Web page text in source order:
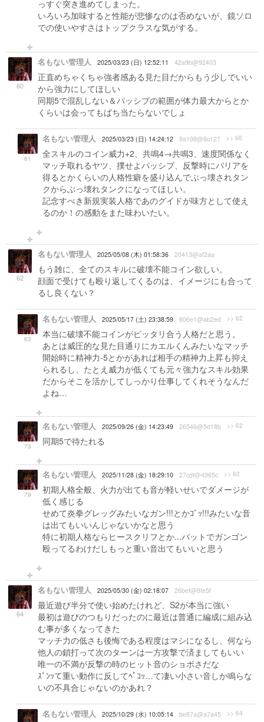
っすぐ突き進めてしまった。
いろいろ加味すると性能が悲惨なのは否めないが、鏡ソロ
での使いやすさはトップクラスな気がする。
60
名もない管理人 2025/03/23 (日) 12:52:11 42a9b@92403
正直めちゃくちゃ強者感ある見た目だからもう少しでいい
から強力にしてほしい
同期5で混乱しない＆パッシブの範囲が体力最大からとか
くらいは会ってもばち当たらないでしょ
61
名もない管理人 2025/03/23 (日) 14:24:12 9a198@8c127 >> 60
全スキルのコイン威力+2、共鳴4→共鳴3、速度関係なく
マッチ取れるヤツ、撲せよパッシブ、反撃時にバリアを
得るとかくらいの人格性癖を盛り込んでぶっ壊されタン
クからぶっ壊れタンクになってほしい。
記念すべき新規実装人格であのグイドが味方として使え
るのか！の感動をまた味わいたい。
62
名もない管理人 2025/05/08 (木) 01:58:36 20413@af2aa
もう雑に、全てのスキルに破壊不能コイン欲しい。
顔面で受けても殴り返してくるのは、イメージにも合って
るし良くない？
63
名もない管理人 2025/05/17 (土) 23:38:59 606e1@ab2ed >> 62
本当に破壊不能コインがピッタリ合う人格だと思う。
あとは威圧的な見た目通りにカエルくんみたいなマッチ
開始時に精神力-5とかがあれば相手の精神力上昇も抑え
られるし、たとえ威力が低くても元々強力なスキル効果
だからそこを活かしてしっかり仕事してくれそうなんだ
よね…
73
名もない管理人 2025/09/26 (金) 14:23:49 26546@5d18b >> 62
同期5で待たれる
79
名もない管理人 2025/11/28 (金) 18:29:10 27cdf@4965c >> 62
初期人格全般、火力が出ても音が軽いせいでダメージが
低く感じる
せめて炎拳グレッグみたいなガン!!!とかｺﾞｯ!!!みたいな音
は出てもいいんじゃないかなと思う
特に初期人格ならヒースクリフとか...バットでガンゴン
殴ってるわけだしもっと重い音出てもいいと思う
64
名もない管理人 2025/05/30 (金) 02:18:07 26bef@8fe5f
最近遊び半分で使い始めたけれど、S2が本当に強い
最初は遊びのつもりだったのに最近は普通に編成に組み込
む事が多くなってきた
マッチ力の低さも後悔である程度はマシになるし、何なら
他人の鎖打って次のターンは一方攻撃で済ましてもいい
唯一の不満が反撃の時のヒット音のショボさだな
ｽﾞﾝｯて重い動作に反してﾍﾟｺｯ…て凄い小さい音しか鳴らな
いの不具合じゃないのかあれ？
名もない管理人 2025/10/29 (水) 10:05:14 be87a@a7a45 >> 64